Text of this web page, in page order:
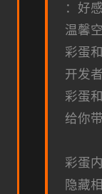
：好
温馨
彩蛋
开发
彩蛋
给你
彩蛋
隐藏